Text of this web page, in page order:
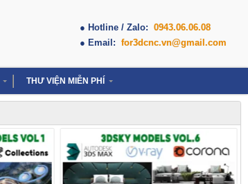
● Hotline / Zalo: 0943.06.06.08
● Email: for3dcnc.vn@gmail.com
THƯ VIỆN MIỄN PHÍ